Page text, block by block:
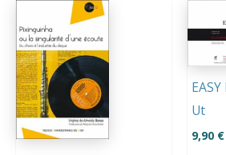
Ut
9,90 €